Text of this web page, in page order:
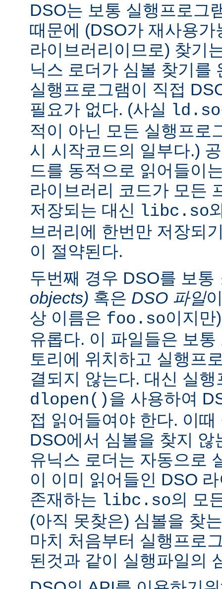
DSO는 보통 실행프로그
때문에 (DSO가 재사용
라이브러리이므로) 찾기
닉스 로더가 심볼 찾기를
실행프로그램이 직접
필요가 없다. (사실
ld.so
적이 아닌 모든 실행프로
시 시작코드의 일부다.)
드를 동적으로 읽어들이
라이브러리 코드가 모든
저장되는 대신
libc.so
브러리에 한번만 저장되
이 절약된다.
두번째 경우 DSO를 보통
objects) 혹은 DSO 파일
상 이름은 foo.so이지만
유롭다. 이 파일들은 보
토리에 위치하고 실행프
결되지 않는다. 대신 실
dlopen()을 사용하여
접 읽어들여야 한다. 이
DSO에서 심볼을 찾지 않
유닉스 로더는 자동으로
이 이미 읽어들인 DSO
존재하는 libc.so의 모
(아직 못찾은) 심볼을 찾
마치 처음부터 실행프로
된것과 같이 실행파일의